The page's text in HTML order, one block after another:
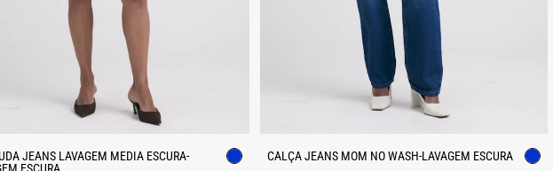
JEANS LAVAGEM MEDIA ESCURA-
ESCURA
CALÇA JEANS MOM NO WASH-LAVAGEM ESCURA